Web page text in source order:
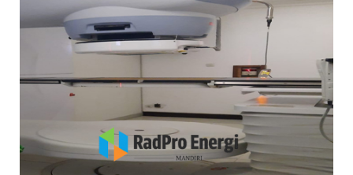
Selamat datang di website PT. RadPro